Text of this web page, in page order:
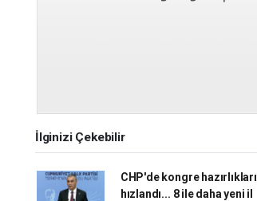
İlginizi Çekebilir
CHP'de kongre hazırlıkları
hızlandı... 8 ile daha yeni il